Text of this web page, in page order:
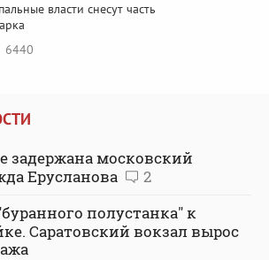
власти снесут часть
6440
задержана московский
Ерусланова
2
полустанка" к
Саратовский вокзал вырос